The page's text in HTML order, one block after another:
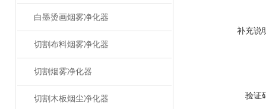
白墨烫画烟雾净化器
切割布料烟雾净化器
切割烟雾净化器
切割木板烟尘净化器
补充说
验证